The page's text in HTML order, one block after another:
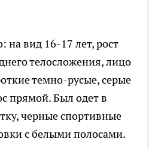
вид 16-17 лет, рост
телосложения, лицо
темно-русые, серые
прямой. Был одет в
черные спортивные
с белыми полосами.